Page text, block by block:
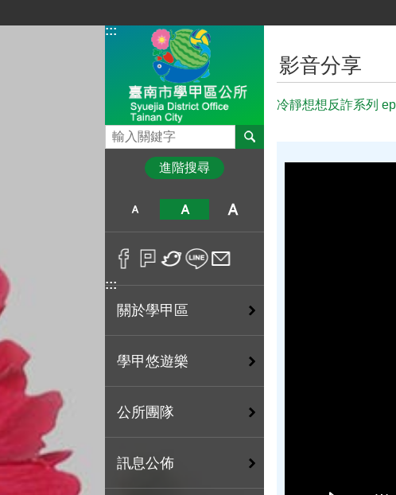
:::
搜尋
進階搜尋
:::
關於學甲區
學甲悠遊樂
公所團隊
訊息公佈
影音分享
冷靜想想反詐系列